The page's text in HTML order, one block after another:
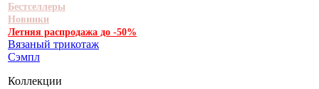
Бестселлеры
Новинки
Летняя распродажа до -50%
Вязаный трикотаж
Сэмпл
Коллекции